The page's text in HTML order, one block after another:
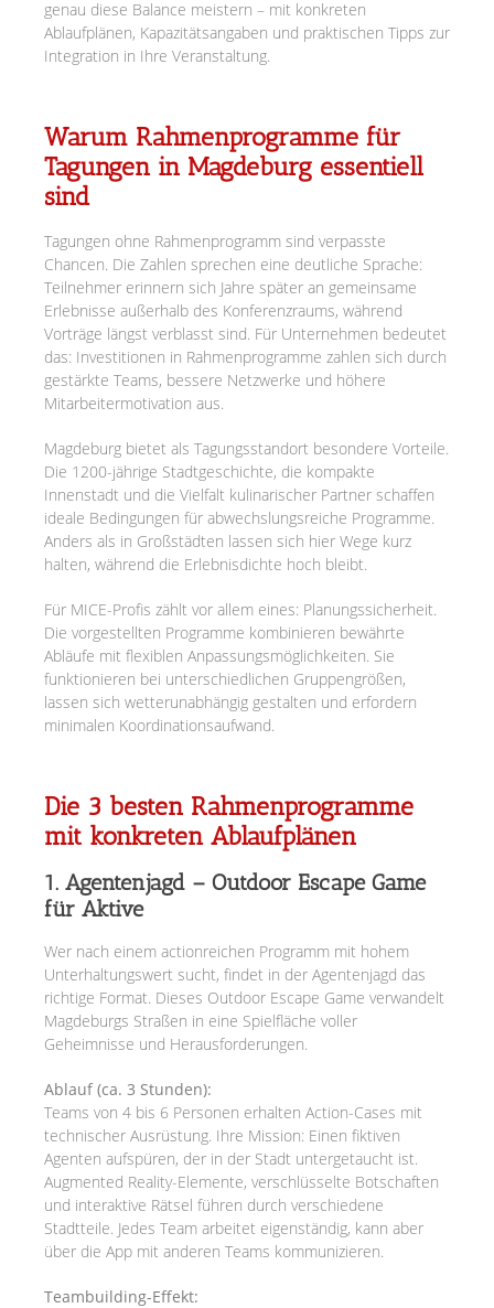
genau diese Balance meistern – mit konkreten
Ablaufplänen, Kapazitätsangaben und praktischen Tipps zur
Integration in Ihre Veranstaltung.
Warum Rahmenprogramme für
Tagungen in Magdeburg essentiell
sind
Tagungen ohne Rahmenprogramm sind verpasste
Chancen. Die Zahlen sprechen eine deutliche Sprache:
Teilnehmer erinnern sich Jahre später an gemeinsame
Erlebnisse außerhalb des Konferenzraums, während
Vorträge längst verblasst sind. Für Unternehmen bedeutet
das: Investitionen in Rahmenprogramme zahlen sich durch
gestärkte Teams, bessere Netzwerke und höhere
Mitarbeitermotivation aus.
Magdeburg bietet als Tagungsstandort besondere Vorteile.
Die 1200-jährige Stadtgeschichte, die kompakte
Innenstadt und die Vielfalt kulinarischer Partner schaffen
ideale Bedingungen für abwechslungsreiche Programme.
Anders als in Großstädten lassen sich hier Wege kurz
halten, während die Erlebnisdichte hoch bleibt.
Für MICE-Profis zählt vor allem eines: Planungssicherheit.
Die vorgestellten Programme kombinieren bewährte
Abläufe mit flexiblen Anpassungsmöglichkeiten. Sie
funktionieren bei unterschiedlichen Gruppengrößen,
lassen sich wetterunabhängig gestalten und erfordern
minimalen Koordinationsaufwand.
Die 3 besten Rahmenprogramme
mit konkreten Ablaufplänen
1. Agentenjagd – Outdoor Escape Game
für Aktive
Wer nach einem actionreichen Programm mit hohem
Unterhaltungswert sucht, findet in der Agentenjagd das
richtige Format. Dieses Outdoor Escape Game verwandelt
Magdeburgs Straßen in eine Spielfläche voller
Geheimnisse und Herausforderungen.
Ablauf (ca. 3 Stunden):
Teams von 4 bis 6 Personen erhalten Action-Cases mit
technischer Ausrüstung. Ihre Mission: Einen fiktiven
Agenten aufspüren, der in der Stadt untergetaucht ist.
Augmented Reality-Elemente, verschlüsselte Botschaften
und interaktive Rätsel führen durch verschiedene
Stadtteile. Jedes Team arbeitet eigenständig, kann aber
über die App mit anderen Teams kommunizieren.
Teambuilding-Effekt: